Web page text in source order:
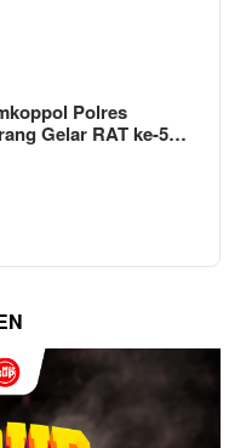
Polres
Gelar RAT ke-5…